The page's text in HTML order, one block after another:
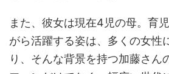
また、彼女は現在4児の母。育
がら活躍する姿は、多くの女性
り、そんな背景を持つ加藤さん